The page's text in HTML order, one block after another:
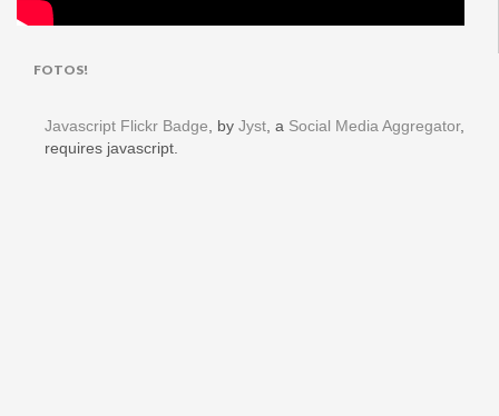
FOTOS!
Javascript Flickr Badge , by Jyst , a Social Media Aggregator,
requires javascript.